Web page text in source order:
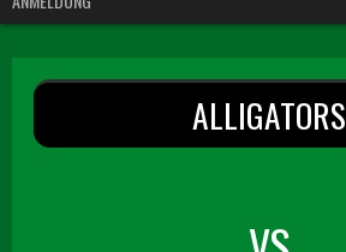
ALLIGATORS